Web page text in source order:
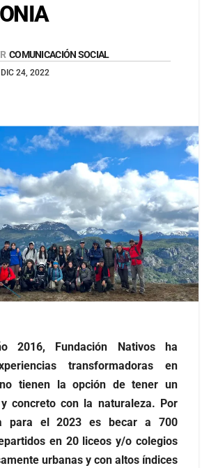
COMUNICACIÓN SOCIAL
DIC 24, 2022
2016, Fundación Nativos ha
transformadoras en
tienen la opción de tener un
concreto con la naturaleza. Por
para el 2023 es becar a 700
en 20 liceos y/o colegios
urbanas y con altos índices